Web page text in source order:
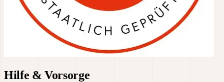
Hilfe & Vorsorge